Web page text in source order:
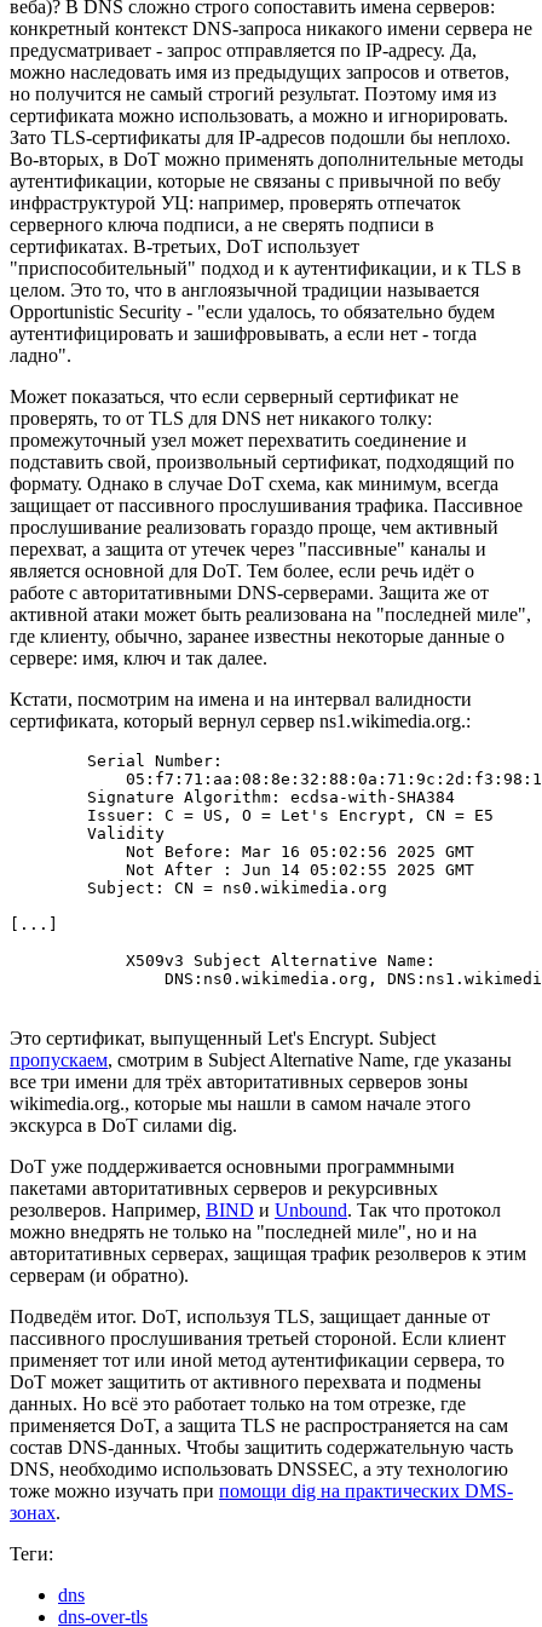
веба)? В DNS сложно строго сопоставить имена серверов:
конкретный контекст DNS-запроса никакого имени сервера не
предусматривает - запрос отправляется по IP-адресу. Да,
можно наследовать имя из предыдущих запросов и ответов,
но получится не самый строгий результат. Поэтому имя из
сертификата можно использовать, а можно и игнорировать.
Зато TLS-сертификаты для IP-адресов подошли бы неплохо.
Во-вторых, в DoT можно применять дополнительные методы
аутентификации, которые не связаны с привычной по вебу
инфраструктурой УЦ: например, проверять отпечаток
серверного ключа подписи, а не сверять подписи в
сертификатах. В-третьих, DoT использует
"приспособительный" подход и к аутентификации, и к TLS в
целом. Это то, что в англоязычной традиции называется
Opportunistic Security - "если удалось, то обязательно будем
аутентифицировать и зашифровывать, а если нет - тогда
ладно".
Может показаться, что если серверный сертификат не
проверять, то от TLS для DNS нет никакого толку:
промежуточный узел может перехватить соединение и
подставить свой, произвольный сертификат, подходящий по
формату. Однако в случае DoT схема, как минимум, всегда
защищает от пассивного прослушивания трафика. Пассивное
прослушивание реализовать гораздо проще, чем активный
перехват, а защита от утечек через "пассивные" каналы и
является основной для DoT. Тем более, если речь идёт о
работе с авторитативными DNS-серверами. Защита же от
активной атаки может быть реализована на "последней миле",
где клиенту, обычно, заранее известны некоторые данные о
сервере: имя, ключ и так далее.
Кстати, посмотрим на имена и на интервал валидности
сертификата, который вернул сервер ns1.wikimedia.org.:
        Serial Number:
        Signature Algorithm: ecdsa-with-SHA384
        Issuer: C = US, O = Let's Encrypt, CN = E5
        Validity
            Not Before: Mar 16 05:02:56 2025 GMT
            Not After : Jun 14 05:02:55 2025 GMT
        Subject: CN = ns0.wikimedia.org
[...]
            X509v3 Subject Alternative Name:
DNS:ns0.wikimedia.org,
Это сертификат, выпущенный Let's Encrypt. Subject
пропускаем, смотрим в Subject Alternative Name, где указаны
все три имени для трёх авторитативных серверов зоны
wikimedia.org., которые мы нашли в самом начале этого
экскурса в DoT силами dig.
DoT уже поддерживается основными программными
пакетами авторитативных серверов и рекурсивных
резолверов. Например, BIND и Unbound. Так что протокол
можно внедрять не только на "последней миле", но и на
авторитативных серверах, защищая трафик резолверов к этим
серверам (и обратно).
Подведём итог. DoT, используя TLS, защищает данные от
пассивного прослушивания третьей стороной. Если клиент
применяет тот или иной метод аутентификации сервера, то
DoT может защитить от активного перехвата и подмены
данных. Но всё это работает только на том отрезке, где
применяется DoT, а защита TLS не распространяется на сам
состав DNS-данных. Чтобы защитить содержательную часть
DNS, необходимо использовать DNSSEC, а эту технологию
тоже можно изучать при помощи dig на практических DMS-
зонах.
Теги:
dns
dns-over-tls